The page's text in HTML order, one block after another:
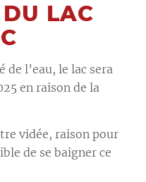
DU LAC
l’eau, le lac sera
en raison de la
vidée, raison pour
de se baigner ce